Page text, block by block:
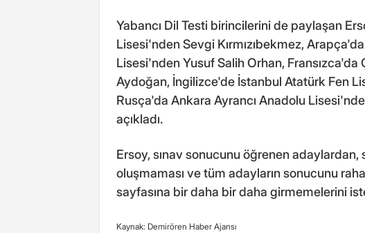
Yabancı Dil Testi birincilerini de paylaşan
Lisesi'nden Sevgi Kırmızıbekmez,
Lisesi'nden Yusuf Salih Orhan,
Aydoğan, İngilizce'de İstanbul Atatürk Fen
Rusça'da Ankara Ayrancı Anadolu
açıkladı.
Ersoy, sınav sonucunu öğrenen adaylardan,
oluşmaması ve tüm adayların sonucunu
sayfasına bir daha bir daha girmemelerini
Kaynak: Demirören Haber Ajansı